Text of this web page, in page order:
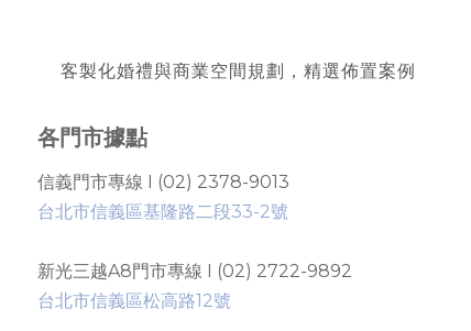
客製化婚禮與商業空間規劃，精選佈置案例
各門市據點
信義門市專線 I (02) 2378-9013
台北市信義區基隆路二段33-2號
新光三越A8門市專線 I (02) 2722-9892
台北市信義區松高路12號